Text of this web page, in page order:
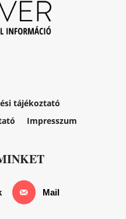
tájékoztató
Impresszum
Mail